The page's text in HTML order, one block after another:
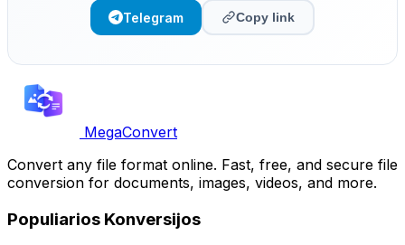
Telegram Copy link
MegaConvert
Convert any file format online. Fast, free, and secure file
conversion for documents, images, videos, and more.
Populiarios Konversijos